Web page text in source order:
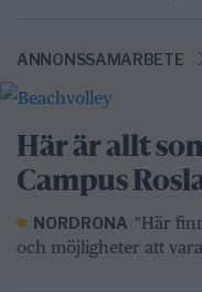
ANNONSSAMARBETE
Här är allt
Campus
NORDRONA "Här
och möjligheter att